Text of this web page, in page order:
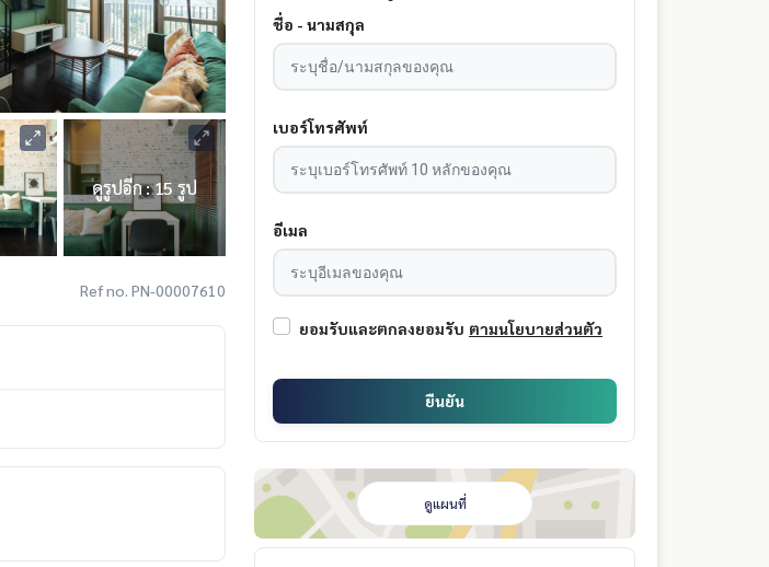
ดูรูปอีก : 15 รูป
Ref no. PN-00007610
ชื่อ - นามสกุล
เบอร์โทรศัพท์
อีเมล
ยอมรับและตกลงยอมรับ ตามนโยบายส่วนตัว
ยืนยัน
ดูแผนที่